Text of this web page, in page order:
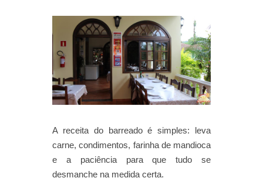
A receita do barreado é simples: leva
carne, condimentos, farinha de mandioca
e a paciência para que tudo se
desmanche na medida certa.